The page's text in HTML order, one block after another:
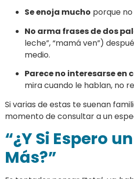
Se enoja mucho porque
No arma frases de dos
leche”, “mamá ven”)
medio.
Parece no interesarse en
mira cuando le hablan, no
Si varias de estas te suenan
momento de consultar a un
“¿Y Si Espero
Más?”